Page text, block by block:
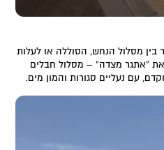
בין מסלול הנחש, הסוללה או לעלות
“אתגר מצדה” – מסלול חבלים
עם נעליים סגורות והמון מים.